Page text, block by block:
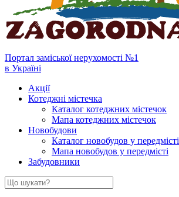
Портал заміської нерухомості №1
в Україні
Акції
Котеджні містечка
Каталог котеджних містечок
Мапа котеджних містечок
Новобудови
Каталог новобудов у передмісті
Мапа новобудов у передмісті
Забудовники